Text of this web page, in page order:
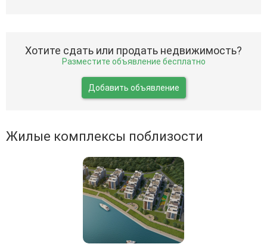
Хотите сдать или продать недвижимость?
Разместите объявление бесплатно
Добавить объявление
Жилые комплексы поблизости